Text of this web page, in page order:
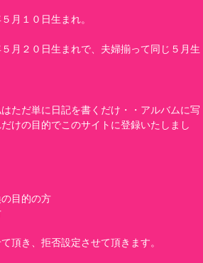
月１０日生まれ。
月２０日生まれで、夫婦揃って同じ５月生
ただ単に日記を書くだけ・・アルバムに写
けの目的でこのサイトに登録いたしまし
目的の方
頂き、拒否設定させて頂きます。